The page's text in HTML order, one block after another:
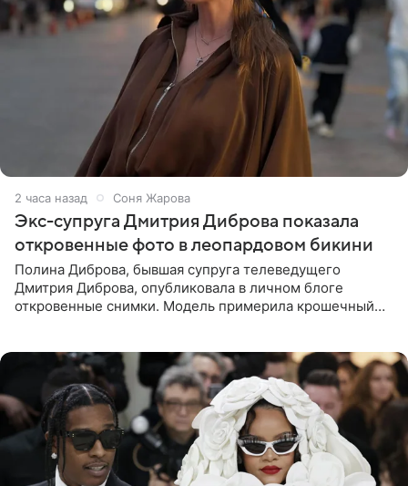
2 часа назад Соня Жарова
Экс-супруга Дмитрия Диброва показала
откровенные фото в леопардовом бикини
Полина Диброва, бывшая супруга телеведущего
Дмитрия Диброва, опубликовала в личном блоге
откровенные снимки. Модель примерила крошечный